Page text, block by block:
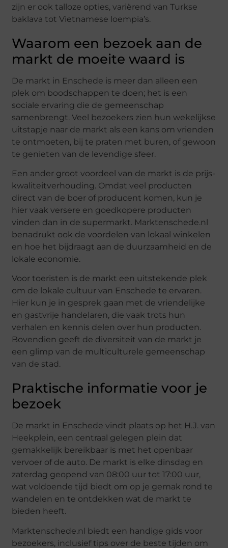
zijn er ook talloze opties, variërend van Turkse
baklava tot Vietnamese loempia’s.
Waarom een bezoek aan de
markt de moeite waard is
De markt in Enschede is meer dan alleen een
plek om boodschappen te doen; het is een
sociale ervaring die de gemeenschap
samenbrengt. Veel bezoekers zien hun wekelijkse
uitstapje naar de markt als een kans om vrienden
te ontmoeten, bij te praten met buren, of gewoon
te genieten van de levendige sfeer.
Een ander groot voordeel van de markt is de prijs-
kwaliteitverhouding. Omdat veel producten
direct van de boer of producent komen, kun je
hier vaak versere en goedkopere producten
vinden dan in de supermarkt. Marktenschede.nl
benadrukt ook de voordelen van lokaal winkelen
en hoe het bijdraagt aan de duurzaamheid en de
lokale economie.
Voor toeristen is de markt een uitstekende plek
om de lokale cultuur van Enschede te ervaren.
Hier kun je in gesprek gaan met de vriendelijke
en gastvrije handelaren, die vaak trots hun
verhalen en kennis delen over hun producten.
Bovendien geeft de diversiteit van de markt je
een glimp van de multiculturele gemeenschap
van de stad.
Praktische informatie voor je
bezoek
De markt in Enschede vindt plaats op het H.J. van
Heekplein, een centraal gelegen plein dat
gemakkelijk bereikbaar is met het openbaar
vervoer of de auto. De markt is elke dinsdag en
zaterdag geopend van 08:00 uur tot 17:00 uur,
wat voldoende tijd biedt om op je gemak rond te
wandelen en te ontdekken wat de markt te
bieden heeft.
Marktenschede.nl biedt een handige gids voor
bezoekers, inclusief tips over de beste tijden om